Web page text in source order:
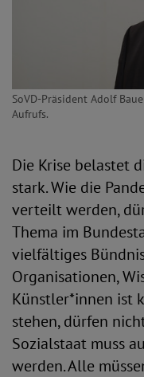
SoVD-Präsident Adolf
Aufrufs.
Die Krise belastet
stark. Wie die
verteilt werden,
Thema im
vielfältiges
Organisationen,
Künstler*innen ist
stehen, dürfen
Sozialstaat muss
werden. Alle